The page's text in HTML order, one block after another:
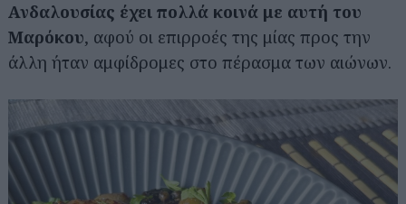
Ανδαλουσίας έχει πολλά κοινά με αυτή του
Μαρόκου, αφού οι επιρροές της μίας προς την
άλλη ήταν αμφίδρομες στο πέρασμα των αιώνων.